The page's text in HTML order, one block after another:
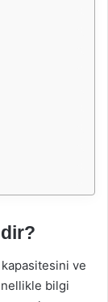
ve
bilgi